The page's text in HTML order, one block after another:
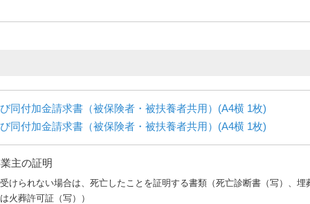
同付加金請求書（被保険者・被扶養者共用）(A4横 1枚)
同付加金請求書（被保険者・被扶養者共用）(A4横 1枚)
主の証明
けられない場合は、死亡したことを証明する書類（死亡診断書（写）、埋
火葬許可証（写））